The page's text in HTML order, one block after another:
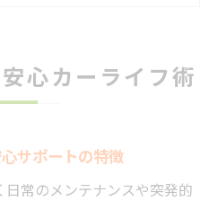
古車購入の安心ポイント
中古車の相談もOK
フターも車屋がサポート
心カーライフ術
サポートの特徴
常のメンテナンスや突発的